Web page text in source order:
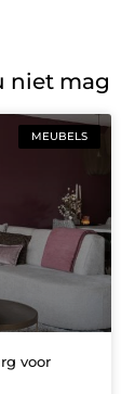
niet mag
MEUBELS
voor